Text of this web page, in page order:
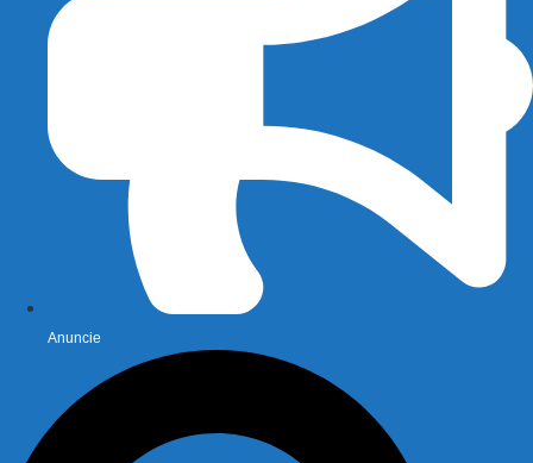
Anuncie